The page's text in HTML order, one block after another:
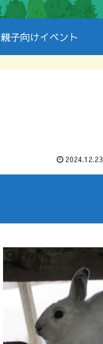
親子向けイベント
2024.12.23